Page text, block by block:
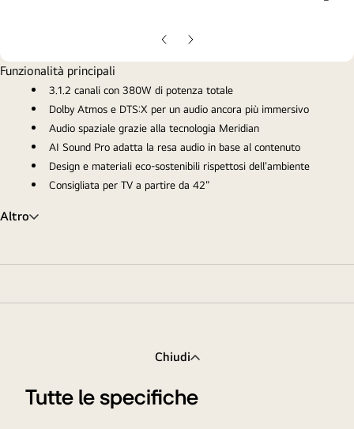
Slide
precedente
Slide
successiva
Funzionalità principali
3.1.2 canali con 380W di potenza totale
Dolby Atmos e DTS:X per un audio ancora più immersivo
Audio spaziale grazie alla tecnologia Meridian
AI Sound Pro adatta la resa audio in base al contenuto
Design e materiali eco-sostenibili rispettosi dell'ambiente
Consigliata per TV a partire da 42"
Altro
Chiudi
Tutte le specifiche